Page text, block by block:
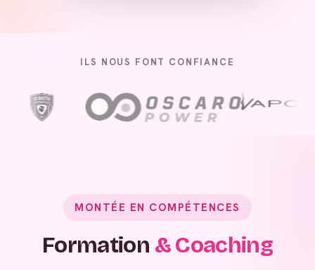
ILS NOUS FONT CONFIANCE
MONTÉE EN COMPÉTENCES
Formation & Coaching